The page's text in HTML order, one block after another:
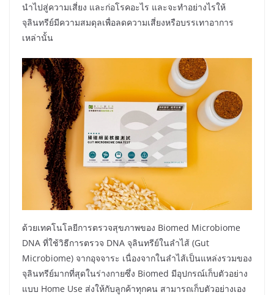
นำไปสู่ความเสี่ยง และก่อโรคอะไร และจะทำอย่างไรให้
จุลินทรีย์มีความสมดุลเพื่อลดความเสี่ยงหรือบรรเทาอาการ
เหล่านั้น
ด้วยเทคโนโลยีการตรวจสุขภาพของ Biomed Microbiome
DNA ที่ใช้วิธีการตรวจ DNA จุลินทรีย์ในลำไส้ (Gut
Microbiome) จากอุจจาระ เนื่องจากในลำไส้เป็นแหล่งรวมของ
จุลินทรีย์มากที่สุดในร่างกายซึ่ง Biomed มีอุปกรณ์เก็บตัวอย่าง
แบบ Home Use ส่งให้กับลูกค้าทุกคน สามารถเก็บตัวอย่างเอง